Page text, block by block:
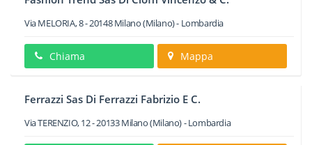
Via MELORIA, 8-20148 Milano(Milano) - Lombardia
Chiama Mappa
Ferrazzi Sas Di Ferrazzi Fabrizio E C.
Via TERENZIO, 12-20133Milano(Milano) -Lombardia